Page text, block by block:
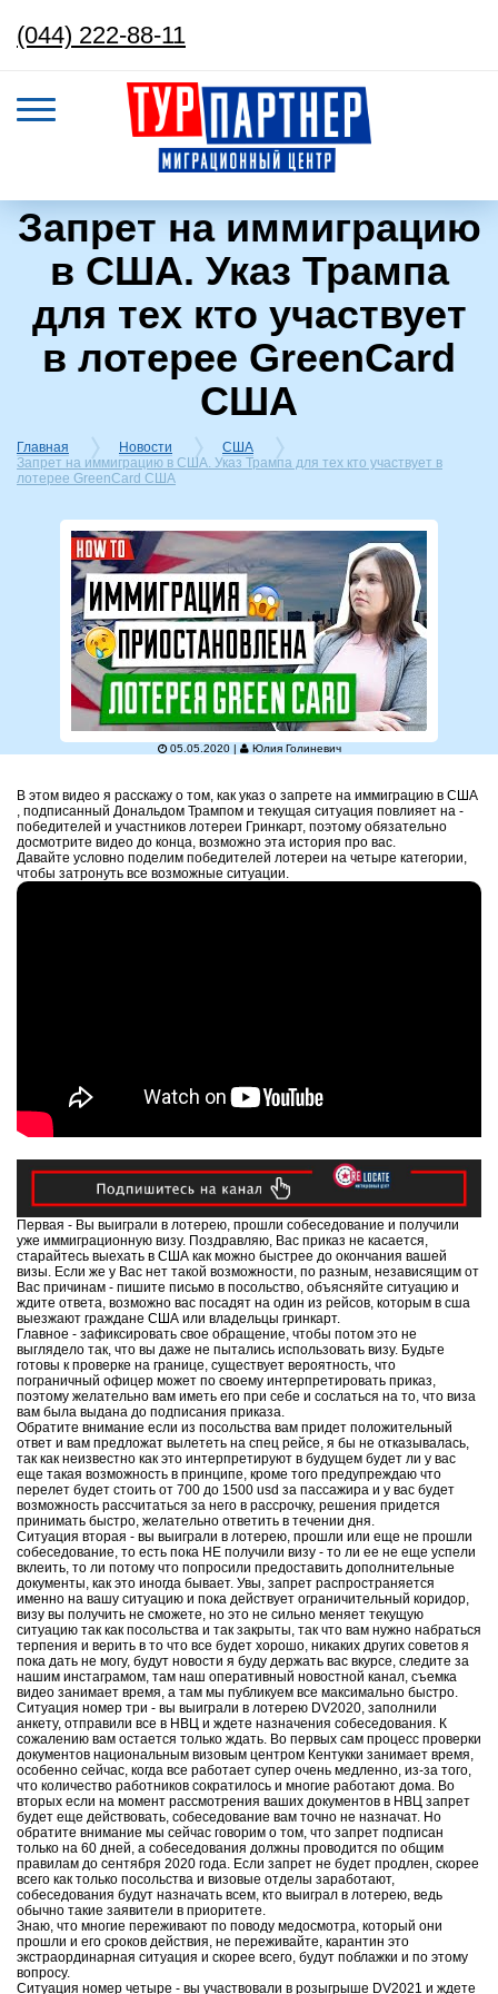
(044) 222-88-11
Запрет на иммиграцию
в США. Указ Трампа
для тех кто участвует
в лотерее GreenCard
США
Главная Новости
США
Запрет на иммиграцию в США. Указ Трампа для тех кто участвует в
лотерее GreenCard США
05.05.2020 | Юлия Голиневич
В этом видео я расскажу о том, как указ о запрете на иммиграцию в США
, подписанный Дональдом Трампом и текущая ситуация повлияет на -
победителей и участников лотереи Гринкарт, поэтому обязательно
досмотрите видео до конца, возможно эта история про вас.
Давайте условно поделим победителей лотереи на четыре категории,
чтобы затронуть все возможные ситуации.
Первая - Вы выиграли в лотерею, прошли собеседование и получили
уже иммиграционную визу. Поздравляю, Вас приказ не касается,
старайтесь выехать в США как можно быстрее до окончания вашей
визы. Если же у Вас нет такой возможности, по разным, независящим от
Вас причинам - пишите письмо в посольство, объясняйте ситуацию и
ждите ответа, возможно вас посадят на один из рейсов, которым в сша
выезжают граждане США или владельцы гринкарт.
Главное - зафиксировать свое обращение, чтобы потом это не
выглядело так, что вы даже не пытались использовать визу. Будьте
готовы к проверке на границе, существует вероятность, что
пограничный офицер может по своему интерпретировать приказ,
поэтому желательно вам иметь его при себе и сослаться на то, что виза
вам была выдана до подписания приказа.
Обратите внимание если из посольства вам придет положительный
ответ и вам предложат вылететь на спец рейсе, я бы не отказывалась,
так как неизвестно как это интерпретируют в будущем будет ли у вас
еще такая возможность в принципе, кроме того предупреждаю что
перелет будет стоить от 700 до 1500 usd за пассажира и у вас будет
возможность рассчитаться за него в рассрочку, решения придется
принимать быстро, желательно ответить в течении дня.
Ситуация вторая - вы выиграли в лотерею, прошли или еще не прошли
собеседование, то есть пока НЕ получили визу - то ли ее не еще успели
вклеить, то ли потому что попросили предоставить дополнительные
документы, как это иногда бывает. Увы, запрет распространяется
именно на вашу ситуацию и пока действует ограничительный коридор,
визу вы получить не сможете, но это не сильно меняет текущую
ситуацию так как посольства и так закрыты, так что вам нужно набраться
терпения и верить в то что все будет хорошо, никаких других советов я
пока дать не могу, будут новости я буду держать вас вкурсе, следите за
нашим инстаграмом, там наш оперативный новостной канал, съемка
видео занимает время, а там мы публикуем все максимально быстро.
Ситуация номер три - вы выиграли в лотерею DV2020, заполнили
анкету, отправили все в НВЦ и ждете назначения собеседования. К
сожалению вам остается только ждать. Во первых сам процесс проверки
документов национальным визовым центром Кентукки занимает время,
особенно сейчас, когда все работает супер очень медленно, из-за того,
что количество работников сократилось и многие работают дома. Во
вторых если на момент рассмотрения ваших документов в НВЦ запрет
будет еще действовать, собеседование вам точно не назначат. Но
обратите внимание мы сейчас говорим о том, что запрет подписан
только на 60 дней, а собеседования должны проводится по общим
правилам до сентября 2020 года. Если запрет не будет продлен, скорее
всего как только посольства и визовые отделы заработают,
собеседования будут назначать всем, кто выиграл в лотерею, ведь
обычно такие заявители в приоритете.
Знаю, что многие переживают по поводу медосмотра, который они
прошли и его сроков действия, не переживайте, карантин это
экстраординарная ситуация и скорее всего, будут поблажки и по этому
вопросу.
Ситуация номер четыре - вы участвовали в розыгрыше DV2021 и ждете